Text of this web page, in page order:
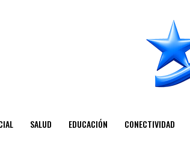
SALUD EDUCACIÓN CONECTIVIDAD